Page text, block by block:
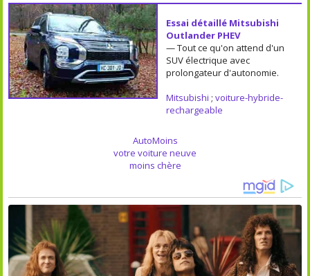
Essai détaillé Mitsubishi
Outlander PHEV
— Tout ce qu'on attend d'un
SUV électrique avec
prolongateur d'autonomie.
Mitsubishi ; voiture-hybride-
rechargeable
AutoMoins
votre voiture neuve
moins chère